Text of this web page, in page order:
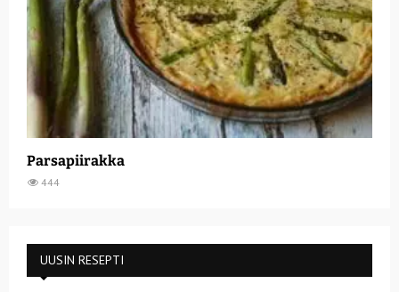
Parsapiirakka
444
UUSIN RESEPTI